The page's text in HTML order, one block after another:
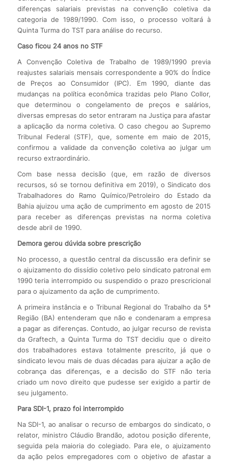
diferenças salariais previstas na convenção coletiva da
categoria de 1989/1990. Com isso, o processo voltará à
Quinta Turma do TST para análise do recurso.
Caso ficou 24 anos no STF
A Convenção Coletiva de Trabalho de 1989/1990 previa
reajustes salariais mensais correspondente a 90% do Índice
de Preços ao Consumidor (IPC). Em 1990, diante das
mudanças na política econômica trazidas pelo Plano Collor,
que determinou o congelamento de preços e salários,
diversas empresas do setor entraram na Justiça para afastar
a aplicação da norma coletiva. O caso chegou ao Supremo
Tribunal Federal (STF), que, somente em maio de 2015,
confirmou a validade da convenção coletiva ao julgar um
recurso extraordinário.
Com base nessa decisão (que, em razão de diversos
recursos, só se tornou definitiva em 2019), o Sindicato dos
Trabalhadores do Ramo Químico/Petroleiro do Estado da
Bahia ajuizou uma ação de cumprimento em agosto de 2015
para receber as diferenças previstas na norma coletiva
desde abril de 1990.
Demora gerou dúvida sobre prescrição
No processo, a questão central da discussão era definir se
o ajuizamento do dissídio coletivo pelo sindicato patronal em
1990 teria interrompido ou suspendido o prazo prescricional
para o ajuizamento da ação de cumprimento.
A primeira instância e o Tribunal Regional do Trabalho da 5ª
Região (BA) entenderam que não e condenaram a empresa
a pagar as diferenças. Contudo, ao julgar recurso de revista
da Graftech, a Quinta Turma do TST decidiu que o direito
dos trabalhadores estava totalmente prescrito, já que o
sindicato levou mais de duas décadas para ajuizar a ação de
cobrança das diferenças, e a decisão do STF não teria
criado um novo direito que pudesse ser exigido a partir de
seu julgamento.
Para SDI-1, prazo foi interrompido
Na SDI-1, ao analisar o recurso de embargos do sindicato, o
relator, ministro Cláudio Brandão, adotou posição diferente,
seguida pela maioria do colegiado. Para ele, o ajuizamento
da ação pelos empregadores com o objetivo de afastar a